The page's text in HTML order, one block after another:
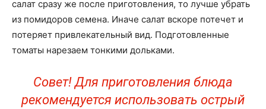
салат сразу же после приготовления, то лучше убрать
из помидоров семена. Иначе салат вскоре потечет и
потеряет привлекательный вид. Подготовленные
томаты нарезаем тонкими дольками.
Совет! Для приготовления блюда
рекомендуется использовать острый